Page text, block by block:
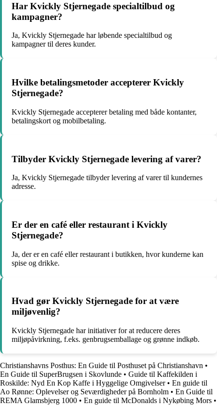
Har Kvickly Stjernegade specialtilbud og
kampagner?
Ja, Kvickly Stjernegade har løbende specialtilbud og
kampagner til deres kunder.
Hvilke betalingsmetoder accepterer Kvickly
Stjernegade?
Kvickly Stjernegade accepterer betaling med både kontanter,
betalingskort og mobilbetaling.
Tilbyder Kvickly Stjernegade levering af varer?
Ja, Kvickly Stjernegade tilbyder levering af varer til kundernes
adresse.
Er der en café eller restaurant i Kvickly
Stjernegade?
Ja, der er en café eller restaurant i butikken, hvor kunderne kan
spise og drikke.
Hvad gør Kvickly Stjernegade for at være
miljøvenlig?
Kvickly Stjernegade har initiativer for at reducere deres
miljøpåvirkning, f.eks. genbrugsemballage og grønne indkøb.
Christianshavns Posthus: En Guide til Posthuset på Christianshavn •
En Guide til SuperBrugsen i Skovlunde • Guide til Kaffekilden i
Roskilde: Nyd En Kop Kaffe i Hyggelige Omgivelser• En guide til
Ao Rønne: Oplevelser og Seværdigheder på Bornholm • En Guide til
REMA Glamsbjerg 1000 • En guide til McDonalds i Nykøbing Mors •